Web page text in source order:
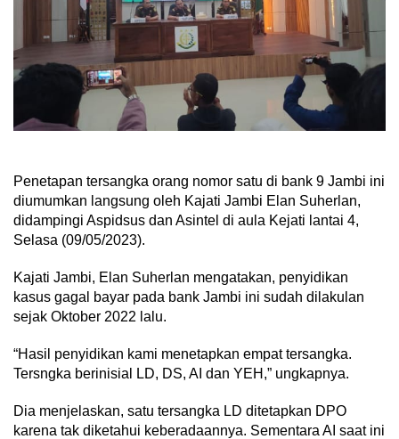
Penetapan tersangka orang nomor satu di bank 9 Jambi ini
diumumkan langsung oleh Kajati Jambi Elan Suherlan,
didampingi Aspidsus dan Asintel di aula Kejati lantai 4,
Selasa (09/05/2023).
Kajati Jambi, Elan Suherlan mengatakan, penyidikan
kasus gagal bayar pada bank Jambi ini sudah dilakulan
sejak Oktober 2022 lalu.
“Hasil penyidikan kami menetapkan empat tersangka.
Tersngka berinisial LD, DS, AI dan YEH,” ungkapnya.
Dia menjelaskan, satu tersangka LD ditetapkan DPO
karena tak diketahui keberadaannya. Sementara AI saat ini